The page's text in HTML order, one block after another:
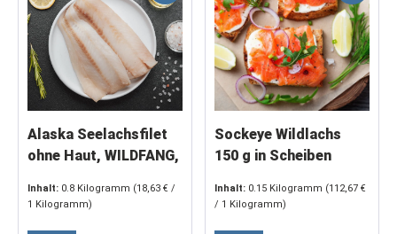
Alaska Seelachsfilet
ohne Haut, WILDFANG,
120 g, 800 g
Inhalt: 0.8 Kilogramm (18,63 € /
1 Kilogramm)
Sockeye Wildlachs
150 g in Scheiben
Inhalt: 0.15 Kilogramm (112,67 €
/ 1 Kilogramm)